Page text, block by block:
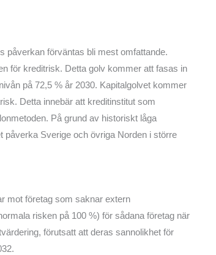
påverkan förväntas bli mest omfattande.
för kreditrisk. Detta golv kommer att fasas in
på 72,5 % år 2030. Kapitalgolvet kommer
Detta innebär att kreditinstitut som
På grund av historiskt låga
påverka Sverige och övriga Norden i större
mot företag som saknar extern
risken på 100 %) för sådana företag när
förutsatt att deras sannolikhet för